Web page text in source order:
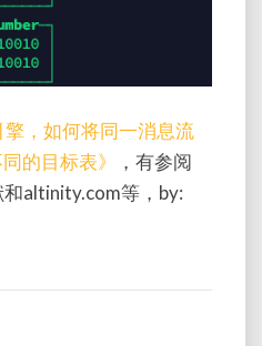
擎，如何将同一消息流
的目标表》
，有参阅
altinity.com等，by: